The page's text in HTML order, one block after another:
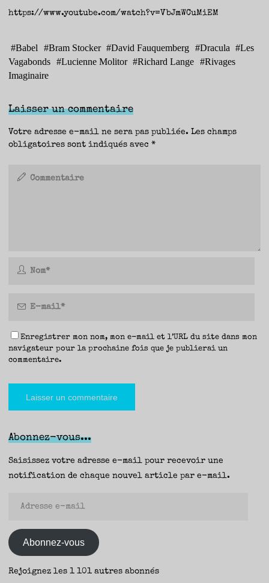
https://www.youtube.com/watch?v=VbJmWCuMiEM
#Babel #Bram Stocker #David Fauquemberg #Dracula #Les
Vagabonds #Lucienne Molitor #Richard Lange #Rivages
Imaginaire
Laisser un commentaire
Votre adresse e-mail ne sera pas publiée. Les champs
obligatoires sont indiqués avec*
Enregistrer mon nom, mon e-mail et l’URL du site dans mon
navigateur pour la prochaine fois que je publierai un
commentaire.
Abonnez-vous...
Saisissez votre adresse e-mail pour recevoir une
notification de chaque nouvel article par e-mail.
mail
Abonnez-vous
Rejoignez les 1 101 autres abonnés